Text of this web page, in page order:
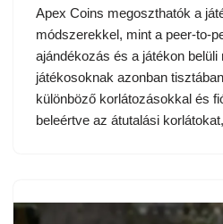
Apex Coins megoszthatók a
módszerekkel, mint a peer-to-
ajándékozás és a játékon belüli
játékosoknak azonban
különböző korlátozásokkal és
beleértve az átutalási